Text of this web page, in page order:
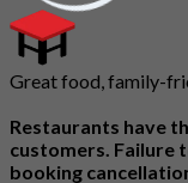
Great food, family-
Restaurants have
customers. Failure
booking